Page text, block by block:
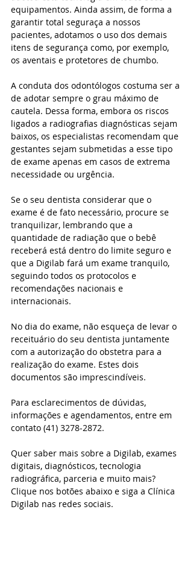
equipamentos. Ainda assim, de forma a
garantir total seguraça a nossos
pacientes, adotamos o uso dos demais
itens de segurança como, por exemplo,
os aventais e protetores de chumbo.
A conduta dos odontólogos costuma ser a
de adotar sempre o grau máximo de
cautela. Dessa forma, embora os riscos
ligados a radiografias diagnósticas sejam
baixos, os especialistas recomendam que
gestantes sejam submetidas a esse tipo
de exame apenas em casos de extrema
necessidade ou urgência.
Se o seu dentista considerar que o
exame é de fato necessário, procure se
tranquilizar, lembrando que a
quantidade de radiação que o bebê
receberá está dentro do limite seguro e
que a Digilab fará um exame tranquilo,
seguindo todos os protocolos e
recomendações nacionais e
internacionais.
No dia do exame, não esqueça de levar o
receituário do seu dentista juntamente
com a autorização do obstetra para a
realização do exame. Estes dois
documentos são imprescindíveis.
Para esclarecimentos de dúvidas,
informações e agendamentos, entre em
contato (41) 3278-2872.
Quer saber mais sobre a Digilab, exames
digitais, diagnósticos, tecnologia
radiográfica, parceria e muito mais?
Clique nos botões abaixo e siga a Clínica
Digilab nas redes sociais.